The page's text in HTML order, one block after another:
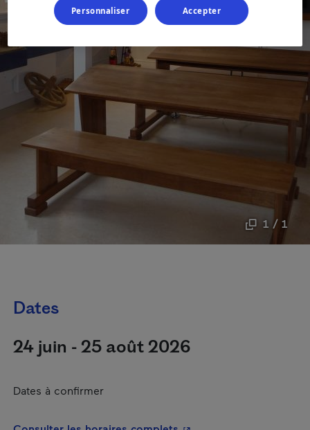
1 / 1
Dates
24 juin - 25 août 2026
Dates à confirmer
- Cet hyperlien
Personnaliser Accepter